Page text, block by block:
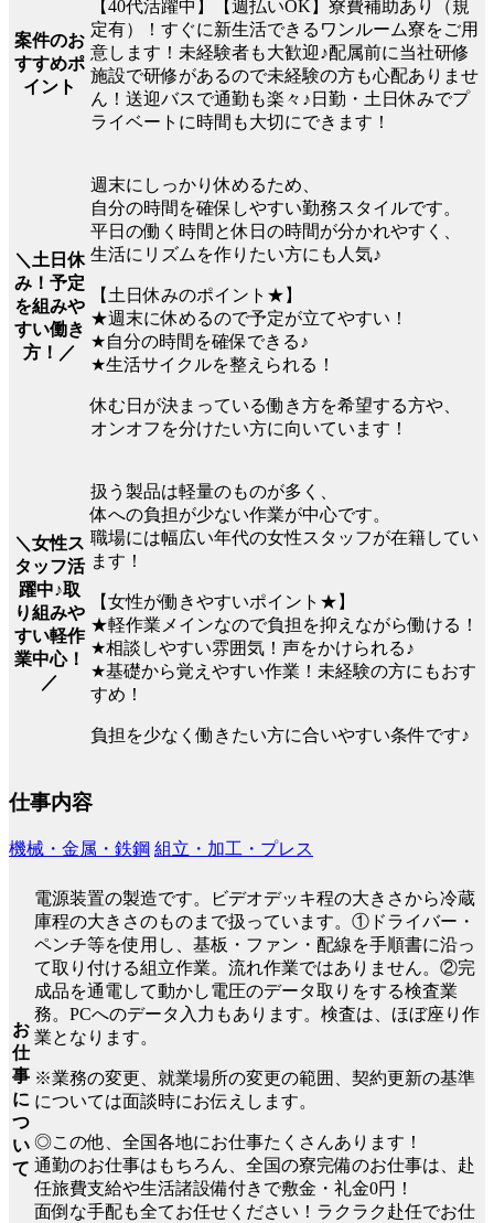
案件のお
すすめポ
イント
【40代活躍中】【週払いOK】寮費補助あり（規
定有）！すぐに新生活できるワンルーム寮をご用
意します！未経験者も大歓迎♪配属前に当社研修
施設で研修があるので未経験の方も心配ありませ
ん！送迎バスで通勤も楽々♪日勤・土日休みでプ
ライベートに時間も大切にできます！
＼土日休
み！予定
を組みや
すい働き
方！／
週末にしっかり休めるため、
自分の時間を確保しやすい勤務スタイルです。
平日の働く時間と休日の時間が分かれやすく、
生活にリズムを作りたい方にも人気♪
【土日休みのポイント★】
★週末に休めるので予定が立てやすい！
★自分の時間を確保できる♪
★生活サイクルを整えられる！
休む日が決まっている働き方を希望する方や、
オンオフを分けたい方に向いています！
＼女性ス
タッフ活
躍中♪取
り組みや
すい軽作
業中心！
／
扱う製品は軽量のものが多く、
体への負担が少ない作業が中心です。
職場には幅広い年代の女性スタッフが在籍してい
ます！
【女性が働きやすいポイント★】
★軽作業メインなので負担を抑えながら働ける！
★相談しやすい雰囲気！声をかけられる♪
★基礎から覚えやすい作業！未経験の方にもおす
すめ！
負担を少なく働きたい方に合いやすい条件です♪
仕事内容
機械・金属・鉄鋼 組立・加工・プレス
お
仕
事
に
つ
い
て
電源装置の製造です。ビデオデッキ程の大きさから冷蔵
庫程の大きさのものまで扱っています。①ドライバー・
ペンチ等を使用し、基板・ファン・配線を手順書に沿っ
て取り付ける組立作業。流れ作業ではありません。②完
成品を通電して動かし電圧のデータ取りをする検査業
務。PCへのデータ入力もあります。検査は、ほぼ座り作
業となります。
※業務の変更、就業場所の変更の範囲、契約更新の基準
については面談時にお伝えします。
◎この他、全国各地にお仕事たくさんあります！
通勤のお仕事はもちろん、全国の寮完備のお仕事は、赴
任旅費支給や生活諸設備付きで敷金・礼金0円！
面倒な手配も全てお任せください！ラクラク赴任でお仕